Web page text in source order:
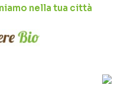
nella tua città